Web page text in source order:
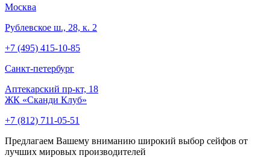
Москва
Рублевское ш., 28, к. 2
+7 (495) 415-10-85
Cанкт-петербург
Аптекарский пр-кт, 18
ЖК «Сканди Клуб»
+7 (812) 711-05-51
Предлагаем Вашему вниманию широкий выбор сейфов от
лучших мировых производителей